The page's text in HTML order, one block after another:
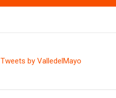
Tweets by ValledelMayo